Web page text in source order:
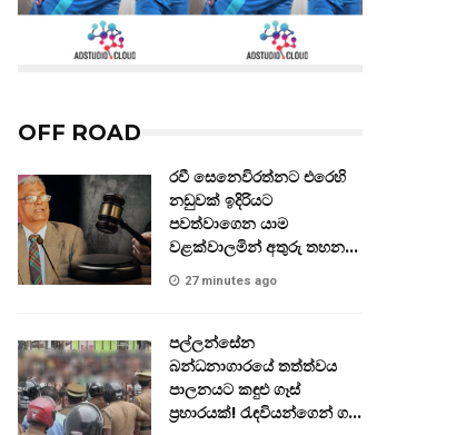
OFF ROAD
රවී සෙනෙවිරත්නට එරෙහි
නඩුවක් ඉදිරියට
පවත්වාගෙන යාම
වළක්වාලමින් අතුරු තහනම්
27 minutes ago
පල්ලන්සේන
බන්ධනාගාරයේ තත්ත්වය
පාලනයට කඳුළු ගෑස්
ප්‍රහාරයක්! රැඳවියන්ගෙන් ගල්